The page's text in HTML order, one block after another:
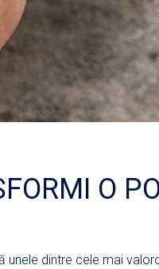
O
unele dintre cele mai